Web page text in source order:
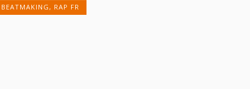
BEATMAKING, RAP FR